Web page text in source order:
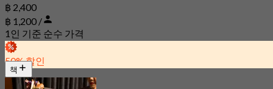
฿ 2,400
฿ 1,200 /
1인 기준 순수 가격
50% 할인
책